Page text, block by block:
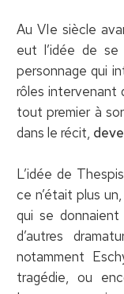
Au VIe siècle
eut l’idée de
personnage qui
rôles intervenant
tout premier à
dans le récit,
L’idée de
ce n’était plus
qui se
d’autres
notamment
tragédie, ou